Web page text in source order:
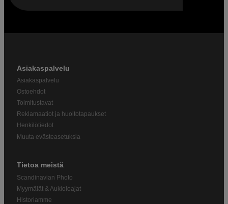
Asiakaspalvelu
Asiakaspalvelu
Ostoehdot
Toimitustavat
Reklamaatiot ja huoltotapaukset
Henkilötiedot
Muuta evästeasetuksia
Tietoa meistä
Scandinavian Photo
Myymälät & Aukioloajat
Historiamme